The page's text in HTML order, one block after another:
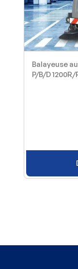
Balayeuse
P/B/D 1200R/